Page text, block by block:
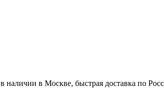
наличии в Москве, быстрая доставка по